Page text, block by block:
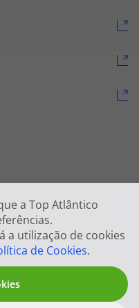
a Top Atlântico
a utilização de cookies
de Cookies.
Atlântico, Viagens e Turismo